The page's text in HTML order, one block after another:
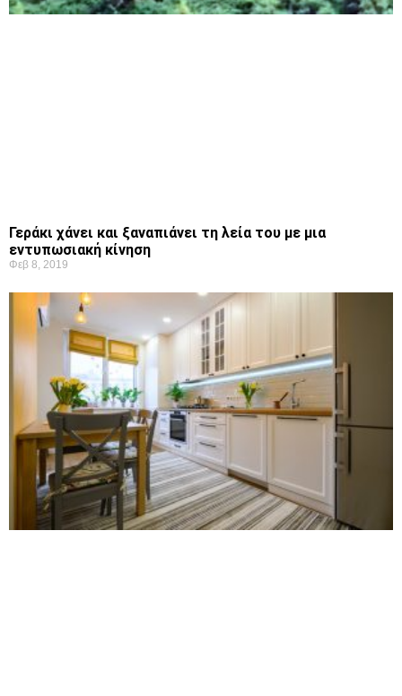
Γεράκι χάνει και ξαναπιάνει τη λεία του με μια
εντυπωσιακή κίνηση
Φεβ 8, 2019